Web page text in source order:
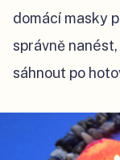
domácí masky
správně
sáhnout po